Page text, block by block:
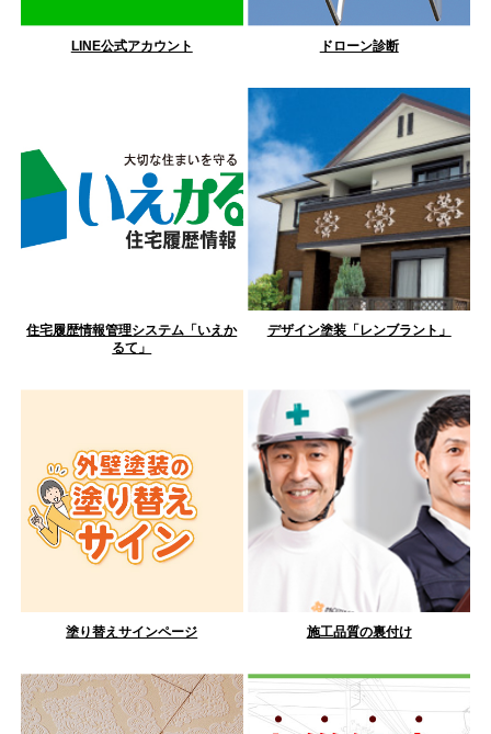
LINE公式アカウント ドローン診断
住宅履歴情報管理システム「いえか
るて」
デザイン塗装「レンブラント」
塗り替えサインページ 施工品質の裏付け